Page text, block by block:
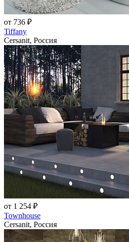
от 736 ₽
Tiffany
Cersanit, Россия
от 1 254 ₽
Townhouse
Cersanit, Россия